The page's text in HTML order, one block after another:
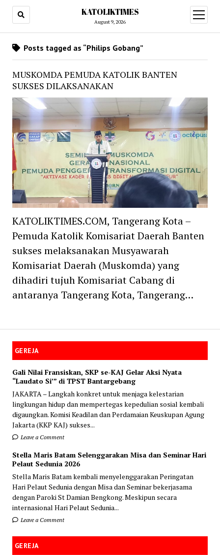
KATOLIKTIMES
August 9, 2026
open
menu
GEREJA
Gali Nilai Fransiskan, SKP se-KAJ Gelar Aksi Nyata
“Laudato Si’” di TPST Bantargebang
JAKARTA – Langkah konkret untuk menjaga kelestarian
lingkungan hidup dan mempertegas kepedulian sosial kembali
digaungkan. Komisi Keadilan dan Perdamaian Keuskupan Agung
Jakarta (KKP KAJ) sukses...
Leave a Comment
Stella Maris Batam Selenggarakan Misa dan Seminar Hari
Pelaut Sedunia 2026
Stella Maris Batam kembali menyelenggarakan Peringatan
Hari Pelaut Sedunia dengan Misa dan Seminar bekerjasama
dengan Paroki St Damian Bengkong. Meskipun secara
internasional Hari Pelaut Sedunia...
Leave a Comment
GEREJA
Posts tagged as “Philips Gobang”
MUSKOMDA PEMUDA KATOLIK BANTEN
SUKSES DILAKSANAKAN
KATOLIKTIMES.COM, Tangerang Kota –
Pemuda Katolik Komisariat Daerah Banten
sukses melaksanakan Musyawarah
Komisariat Daerah (Muskomda) yang
dihadiri tujuh Komisariat Cabang di
antaranya Tangerang Kota, Tangerang…